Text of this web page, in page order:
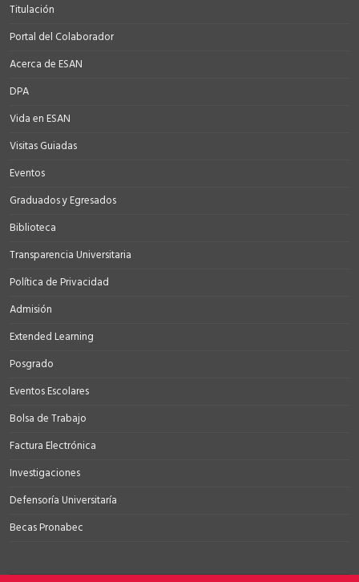
Titulación
Portal del Colaborador
Acerca de ESAN
DPA
Vida en ESAN
Visitas Guiadas
Eventos
Graduados y Egresados
Biblioteca
Transparencia Universitaria
Política de Privacidad
Admisión
Extended Learning
Posgrado
Eventos Escolares
Bolsa de Trabajo
Factura Electrónica
Investigaciones
Defensoría Universitaría
Becas Pronabec